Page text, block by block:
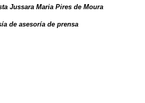
Jussara Maria Pires de Moura
de asesoría de prensa